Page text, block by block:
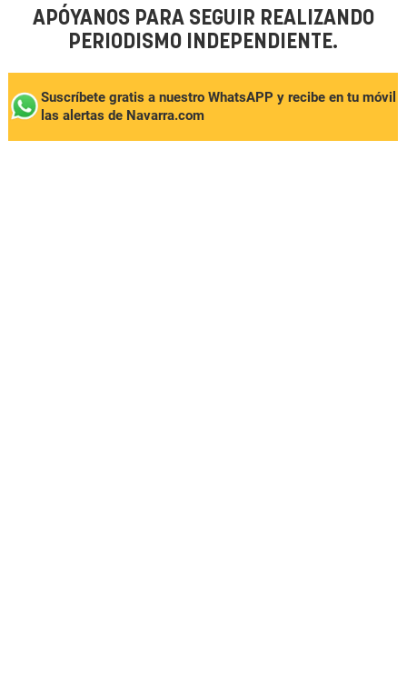
APÓYANOS PARA SEGUIR REALIZANDO
PERIODISMO INDEPENDIENTE.
Suscríbete gratis a nuestro WhatsAPP y recibe en tu móvil
las alertas de Navarra.com